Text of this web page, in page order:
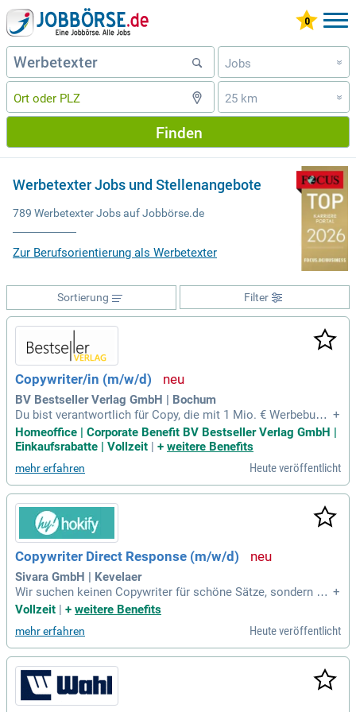
Jobs »
25 km »
Finden
Werbetexter Jobs und Stellenangebote
789 Werbetexter Jobs auf Jobbörse.de
Zur Berufsorientierung als Werbetexter
Filter
Sortierung
Copywriter/in (m/w/d)
BV Bestseller Verlag GmbH | Bochum
Du bist verantwortlich für Copy, die mit 1 Mio. € Werbebudg
et bespielt wird. Du verantwortest den gesamten Copywritin
gprozess für Landingpages, Emails, Ads, VSL und co. Du ste
+
Homeoffice | Corporate Benefit BV Bestseller Verlag GmbH |
Einkaufsrabatte | Vollzeit | + weitere Benefits
mehr erfahren Heute veröffentlicht
Copywriter Direct Response (m/w/d)
Sivara GmbH | Kevelaer
Wir suchen keinen Copywriter für schöne Sätze, sondern ein
en, der versteht, dass Texte Verkaufswerkzeuge sind. Du de
ibst datengetrieben, um optimale Ergebnisse zu erzielen. M
arkenlyrik ist nicht unser Fokus; wir verlangen Verantwortun
g für messbare Resultate. Ideale Kandidaten haben Erfahrun
g im Direct-Response- oder Performance-Marketing, insbes
ondere im D2C- oder E-Commerce-Sektor. Du kennst die Aw
areness Stages nach Schwartz und wendest praktisch an, w
+
Vollzeit
+ weitere Benefits
mehr erfahren Heute veröffentlicht